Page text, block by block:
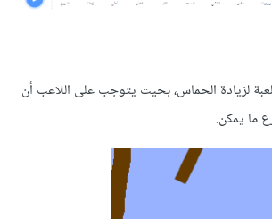
الحماس، بحيث يتوجب على اللاعب أن